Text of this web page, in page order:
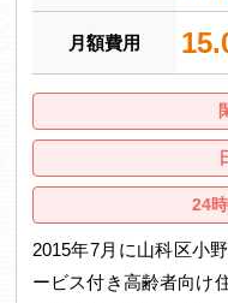
月額費用
24
2015年7月に山科区小
ービス付き高齢者向け